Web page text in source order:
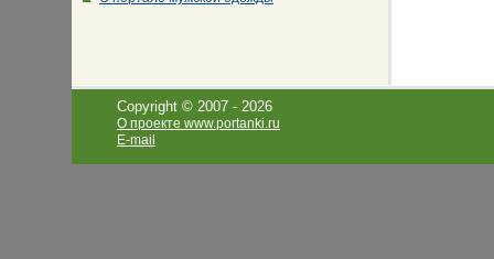
Copyright © 2007 - 2026
О проекте www.portanki.ru
E-mail